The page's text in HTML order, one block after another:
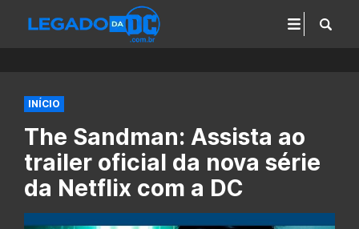
INÍCIO
The Sandman: Assista ao
trailer oficial da nova série
da Netflix com a DC